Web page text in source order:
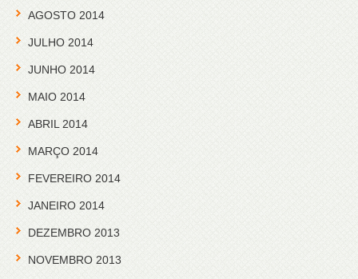
AGOSTO 2014
JULHO 2014
JUNHO 2014
MAIO 2014
ABRIL 2014
MARÇO 2014
FEVEREIRO 2014
JANEIRO 2014
DEZEMBRO 2013
NOVEMBRO 2013